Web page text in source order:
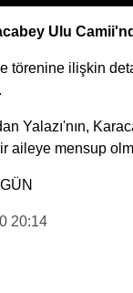
Ulu
törenine ilişkin
Yalazı'nın,
aileye mensup
20:14